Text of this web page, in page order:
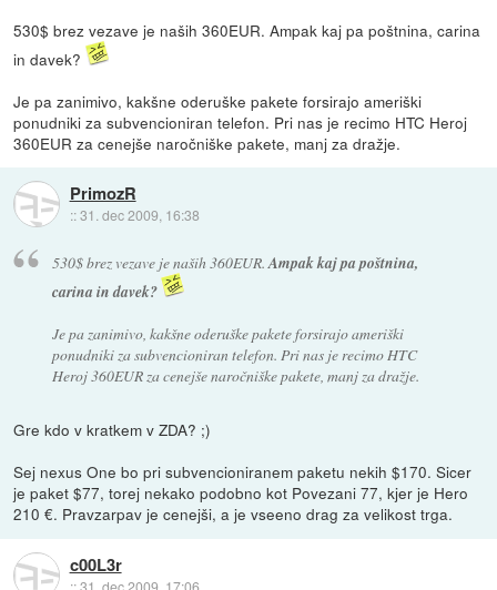
530$ brez vezave je naših 360EUR. Ampak kaj pa poštnina, carina
in davek?
Je pa zanimivo, kakšne oderuške pakete forsirajo ameriški
ponudniki za subvencioniran telefon. Pri nas je recimo HTC Heroj
360EUR za cenejše naročniške pakete, manj za dražje.
PrimozR
::31. dec 2009, 16:38
530$ brez vezave je naših 360EUR.Ampak kaj pa poštnina,
carina in davek?
Je pa zanimivo, kakšne oderuške pakete forsirajo ameriški
ponudniki za subvencioniran telefon. Pri nas je recimo HTC
Heroj 360EUR za cenejše naročniške pakete, manj za dražje.
Gre kdo v kratkem v ZDA? ;)
Sej nexus One bo pri subvencioniranem paketu nekih $170. Sicer
je paket $77, torej nekako podobno kot Povezani 77, kjer je Hero
210 €. Pravzarpav je cenejši, a je vseeno drag za velikost trga.
c00L3r
::31. dec 2009, 17:06